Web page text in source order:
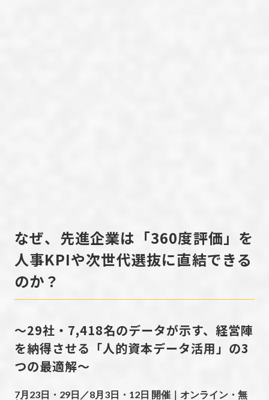
なぜ、先進企業は「360度評価」を
人事KPIや次世代選抜に直結できる
のか？
〜29社・7,418名のデータが示す、経営陣
を納得させる「人的資本データ活用」の3
つの最適解〜
7月23日・29日／8月3日・12日 開催｜オンライン・無